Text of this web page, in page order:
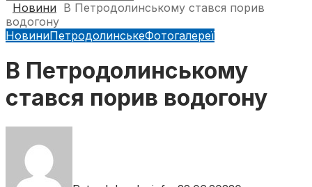
Новини В Петродолинському стався порив
водогону
НовиниПетродолинськеФотогалереї
В Петродолинському
стався порив водогону